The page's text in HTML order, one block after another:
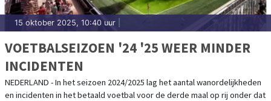
15 oktober 2025, 10:40 uur
VOETBALSEIZOEN '24 '25 WEER MINDER
INCIDENTEN
NEDERLAND - In het seizoen 2024/2025 lag het aantal wanordelijkheden
en incidenten in het betaald voetbal voor de derde maal op rij onder dat